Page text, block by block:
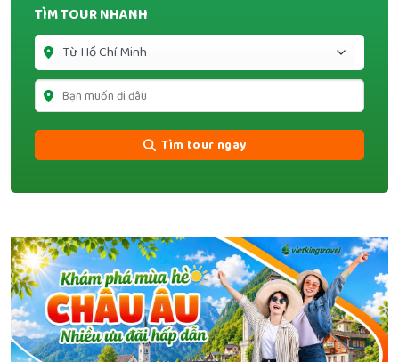
TÌM TOUR NHANH
Tìm tour ngay